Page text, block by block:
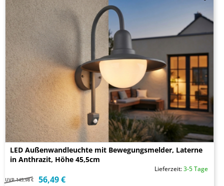
LED Außenwandleuchte mit Bewegungsmelder, Laterne
in Anthrazit, Höhe 45,5cm
Lieferzeit:3-5 Tage
UVP 145,98 € 56,49 €